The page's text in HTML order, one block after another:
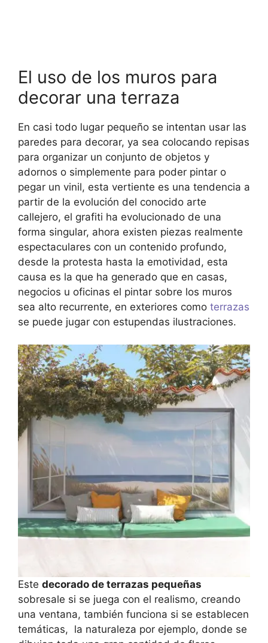
El uso de los muros para
decorar una terraza
En casi todo lugar pequeño se intentan usar las
paredes para decorar, ya sea colocando repisas
para organizar un conjunto de objetos y
adornos o simplemente para poder pintar o
pegar un vinil, esta vertiente es una tendencia a
partir de la evolución del conocido arte
callejero, el grafiti ha evolucionado de una
forma singular, ahora existen piezas realmente
espectaculares con un contenido profundo,
desde la protesta hasta la emotividad, esta
causa es la que ha generado que en casas,
negocios u oficinas el pintar sobre los muros
sea alto recurrente, en exteriores como terrazas
se puede jugar con estupendas ilustraciones.
Este decorado de terrazas pequeñas
sobresale si se juega con el realismo, creando
una ventana, también funciona si se establecen
temáticas, la naturaleza por ejemplo, donde se